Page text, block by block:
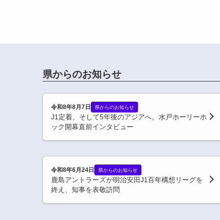
県からのお知らせ
令和8年8月7日 県からのお知らせ
J1定着、そして5年後のアジアへ。水戸ホーリーホ
ック開幕直前インタビュー
令和8年6月24日 県からのお知らせ
鹿島アントラーズが明治安田J1百年構想リーグを
終え、知事を表敬訪問